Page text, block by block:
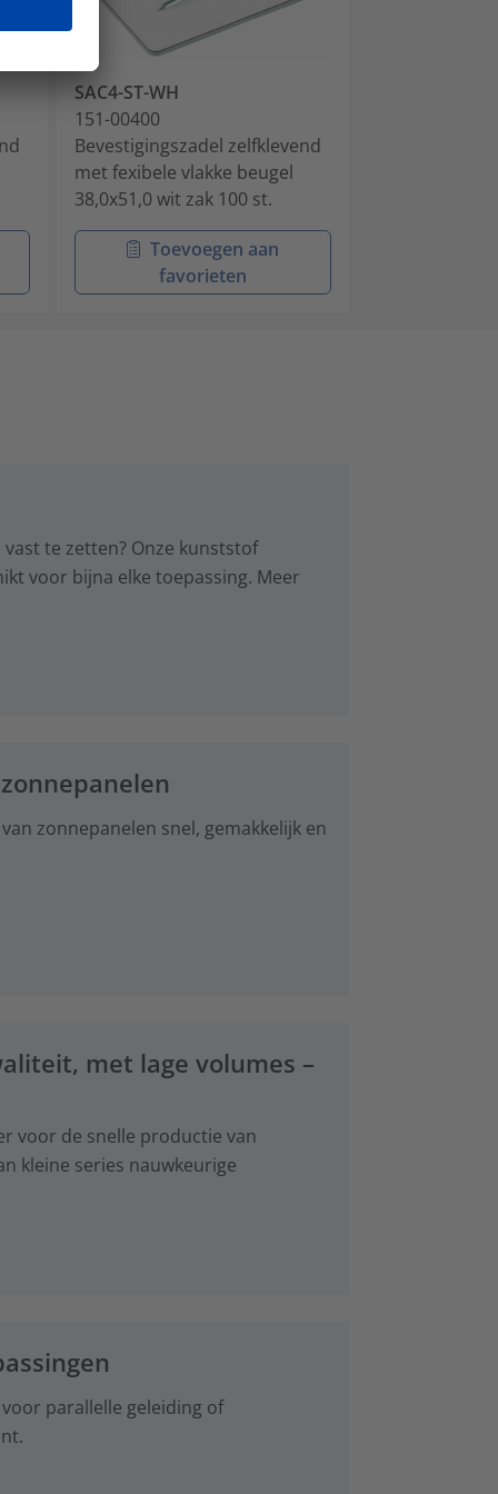
SAC4-ST-WH
151-00400
Bevestigingszadel zelfklevend
met fexibele vlakke beugel
38,0x51,0 wit zak 100 st.
Toevoegen aan
favorieten
te zetten? Onze kunststof
voor bijna elke toepassing. Meer
zonnepanelen snel, gemakkelijk en
met lage volumes –
voor de snelle productie van
kleine series nauwkeurige
parallelle geleiding of